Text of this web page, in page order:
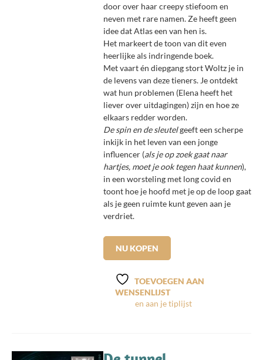
door over haar creepy stiefoom en
neven met rare namen. Ze heeft geen
idee dat Atlas een van hen is.
Het markeert de toon van dit even
heerlijke als indringende boek.
Met vaart én diepgang stort Woltz je in
de levens van deze tieners. Je ontdekt
wat hun problemen (Elena heeft het
liever over uitdagingen) zijn en hoe ze
elkaars redder worden.
De spin en de sleutelgeeft een scherpe
inkijk in het leven van een jonge
influencer (als je op zoek gaat naar
hartjes, moet je ook tegen haat kunnen),
in een worsteling met long covid en
toont hoe je hoofd met je op de loop gaat
als je geen ruimte kunt geven aan je
verdriet.
NU KOPEN
TOEVOEGEN AAN
WENSENLIJST